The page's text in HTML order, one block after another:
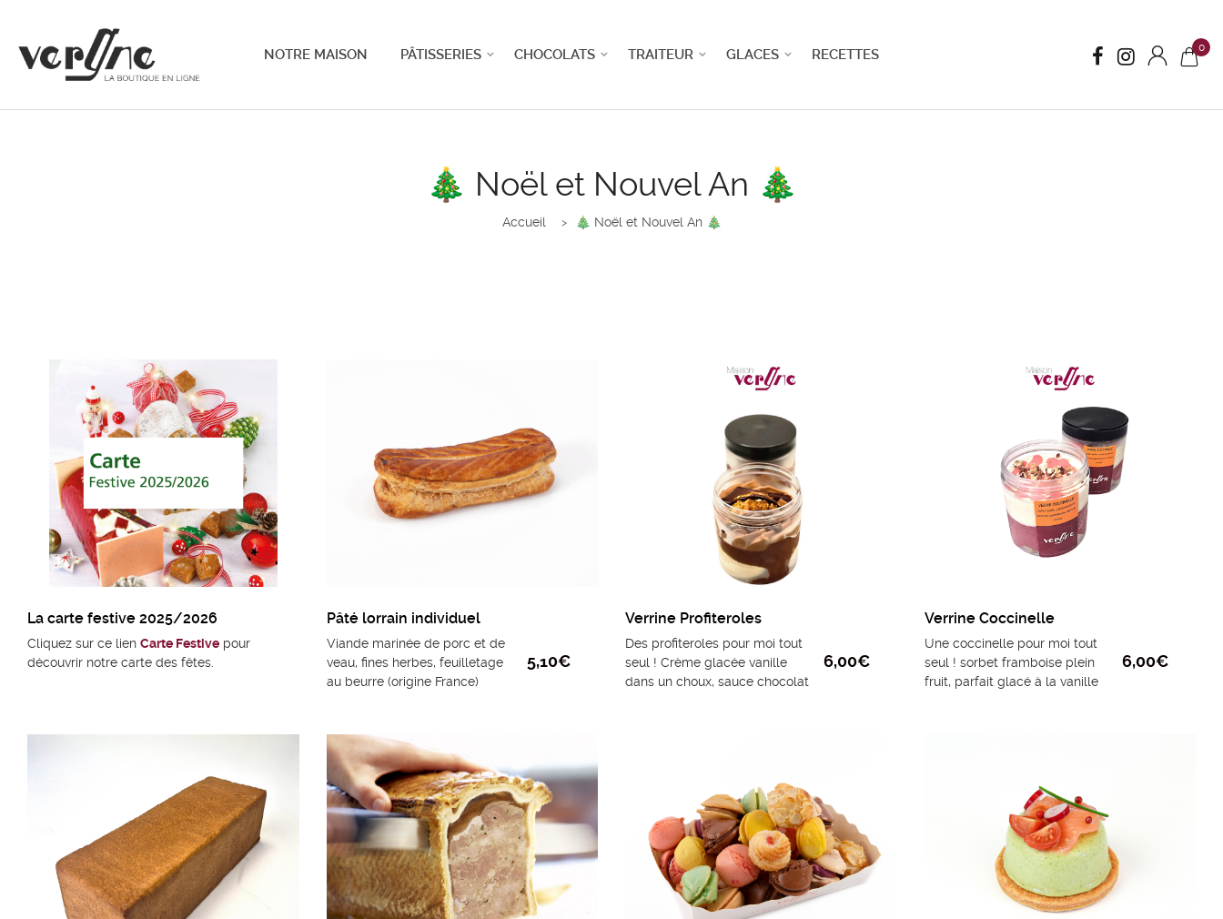
NOTRE MAISON PÂTISSERIES CHOCOLATS TRAITEUR GLACES RECETTES 0
🎄 Noël et Nouvel An 🎄
Accueil > 🎄 Noël et Nouvel An 🎄
La carte festive 2025/2026
Cliquez sur ce lien Carte Festive pour
découvrir notre carte des fêtes.
Pâté lorrain individuel
Viande marinée de porc et de
veau, fines herbes, feuilletage
au beurre (origine France)
5,10€
Verrine Profiteroles
Des profiteroles pour moi tout
seul ! Crème glacée vanille
dans un choux, sauce chocolat
6,00€
Verrine Coccinelle
Une coccinelle pour moi tout
seul ! sorbet framboise plein
fruit, parfait glacé à la vanille
6,00€